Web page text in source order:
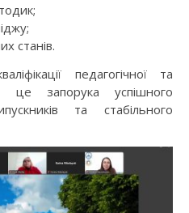
станів.
педагогічної та
це запорука успішного
та стабільного